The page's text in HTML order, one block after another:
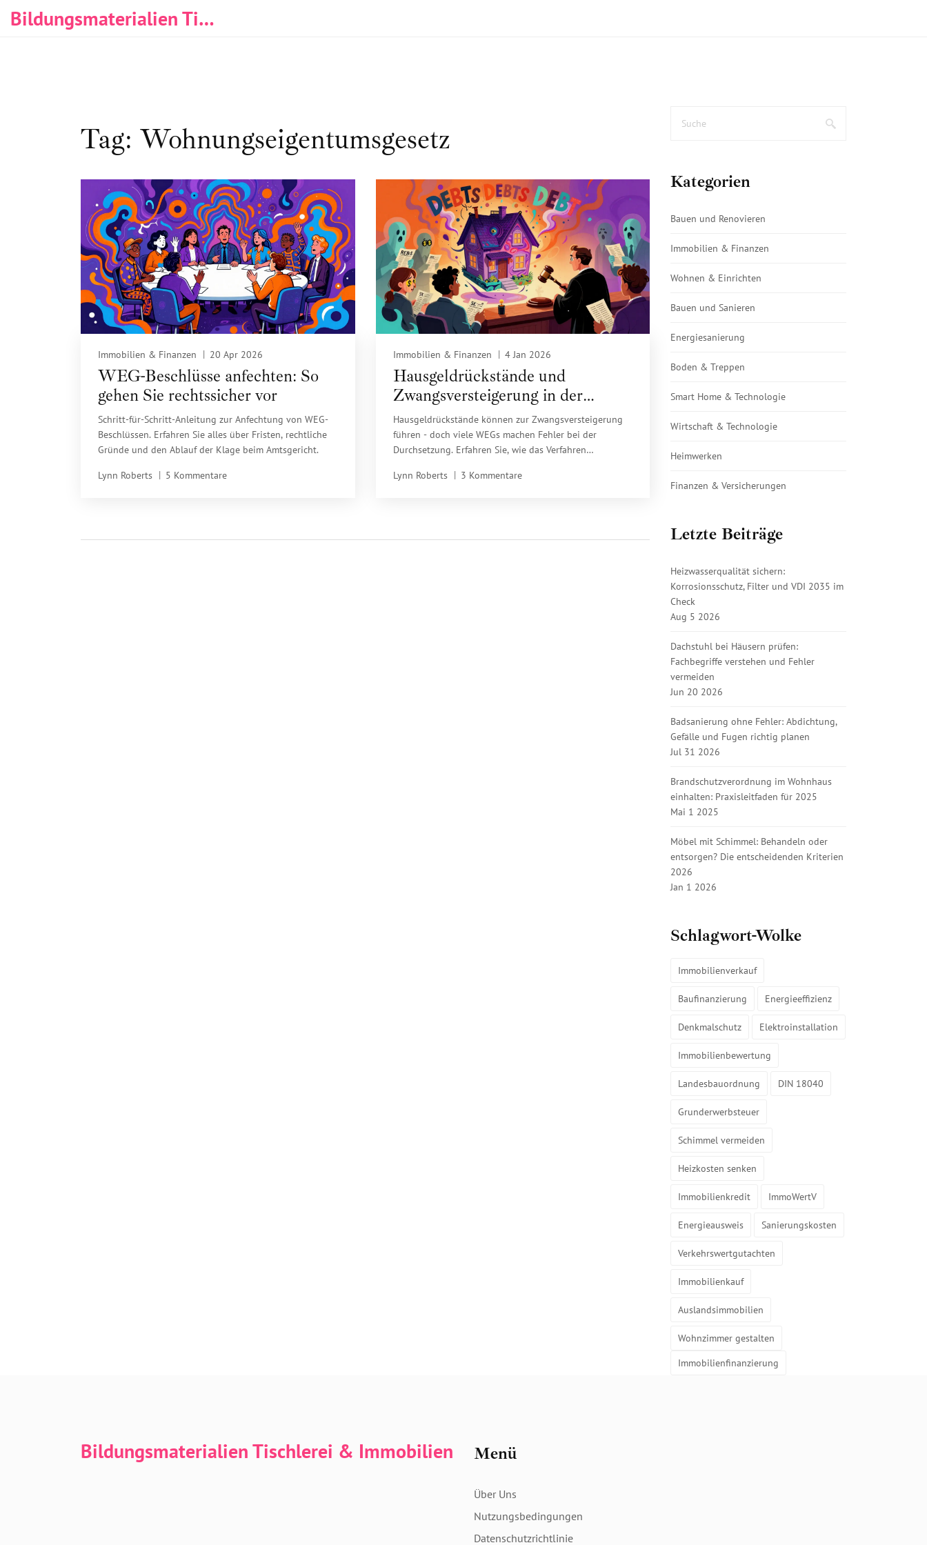
Bildungsmaterialien Tischlerei & Immobilien
Tag: Wohnungseigentumsgesetz
Immobilien & Finanzen 20 Apr 2026
WEG-Beschlüsse anfechten: So
gehen Sie rechtssicher vor
Schritt-für-Schritt-Anleitung zur Anfechtung von WEG-
Beschlüssen. Erfahren Sie alles über Fristen, rechtliche
Gründe und den Ablauf der Klage beim Amtsgericht.
Lynn Roberts 5 Kommentare
Immobilien & Finanzen 4 Jan 2026
Hausgeldrückstände und
Zwangsversteigerung in der
WEG: Was Eigentümer wissen
müssen
Hausgeldrückstände können zur Zwangsversteigerung
führen - doch viele WEGs machen Fehler bei der
Durchsetzung. Erfahren Sie, wie das Verfahren
ihre Wohnung retten können.
Lynn Roberts 3 Kommentare
Kategorien
Bauen und Renovieren
Immobilien & Finanzen
Wohnen & Einrichten
Bauen und Sanieren
Energiesanierung
Boden & Treppen
Smart Home & Technologie
Wirtschaft & Technologie
Heimwerken
Finanzen & Versicherungen
Letzte Beiträge
Heizwasserqualität sichern:
Korrosionsschutz, Filter und VDI 2035 im
Check
Aug 5 2026
Dachstuhl bei Häusern prüfen:
Fachbegriffe verstehen und Fehler
vermeiden
Jun 20 2026
Badsanierung ohne Fehler: Abdichtung,
Gefälle und Fugen richtig planen
Jul 31 2026
Brandschutzverordnung im Wohnhaus
einhalten: Praxisleitfaden für 2025
Mai 1 2025
Möbel mit Schimmel: Behandeln oder
entsorgen? Die entscheidenden Kriterien
2026
Jan 1 2026
Schlagwort-Wolke
Immobilienverkauf
Baufinanzierung Energieeffizienz
Denkmalschutz Elektroinstallation
Immobilienbewertung
Landesbauordnung DIN 18040
Grunderwerbsteuer
Schimmel vermeiden
Heizkosten senken
Immobilienkredit ImmoWertV
Energieausweis Sanierungskosten
Verkehrswertgutachten
Immobilienkauf
Auslandsimmobilien
Wohnzimmer gestalten
Immobilienfinanzierung
Bildungsmaterialien Tischlerei & Immobilien Menü
Über Uns
Nutzungsbedingungen
Datenschutzrichtlinie